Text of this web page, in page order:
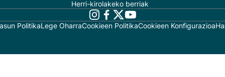
Herri-kirolakeko berriak
PolitikaLege OharraCookieen PolitikaCookieen Konfigurazioa